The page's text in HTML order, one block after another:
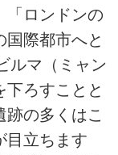
「ロンドンの
国際都市へと
ルマ（ミャン
下ろすことと
の多くはこ
目立ちます